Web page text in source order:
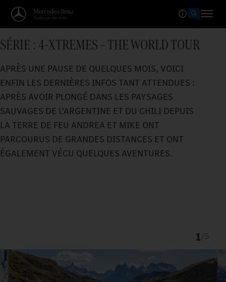
SÉRIE : 4-XTREMES – THE WORLD TOUR
APRÈS UNE PAUSE DE QUELQUES MOIS, VOICI
ENFIN LES DERNIÈRES INFOS TANT ATTENDUES :
APRÈS AVOIR PLONGÉ DANS LES PAYSAGES
SAUVAGES DE L’ARGENTINE ET DU CHILI DEPUIS
LA TERRE DE FEU ANDREA ET MIKE ONT
PARCOURUS DE GRANDES DISTANCES ET ONT
ÉGALEMENT VÉCU QUELQUES AVENTURES.
1